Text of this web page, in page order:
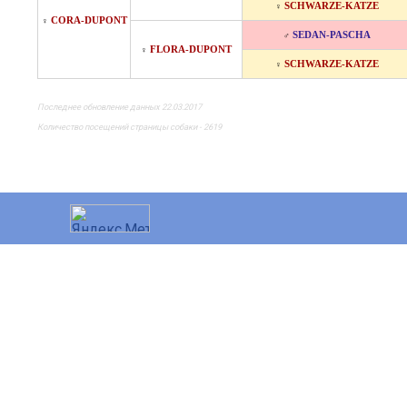
♀ CORA-DUPONT
♀ SCHWARZE-KATZE
♀ FLORA-DUPONT
♂ SEDAN-PASCHA
♀ SCHWARZE-KATZE
Последнее обновление данных 22.03.2017
Количество посещений страницы собаки - 2619